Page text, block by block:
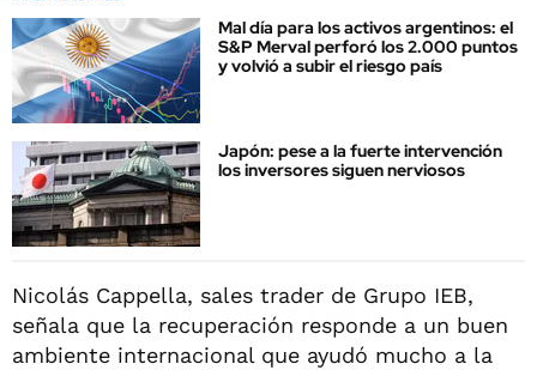
Mal día para los activos argentinos: el
S&P Merval perforó los 2.000 puntos
y volvió a subir el riesgo país
Japón: pese a la fuerte intervención
los inversores siguen nerviosos
Nicolás Cappella, sales trader de Grupo IEB,
señala que la recuperación responde a un buen
ambiente internacional que ayudó mucho a la